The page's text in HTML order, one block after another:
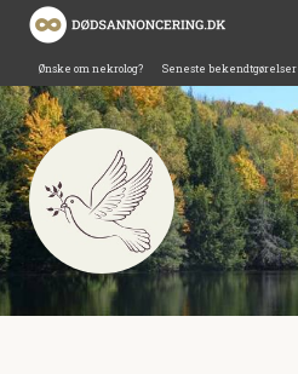
Ønske om nekrolog? Seneste bekendtgørelser